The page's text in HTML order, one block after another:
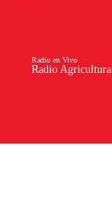
Radio Agricultura
Radio en Vivo